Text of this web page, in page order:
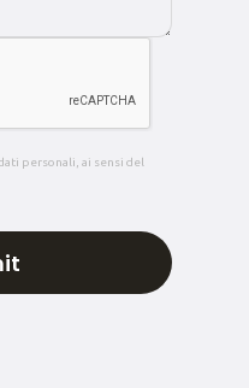
personali, ai sensi del